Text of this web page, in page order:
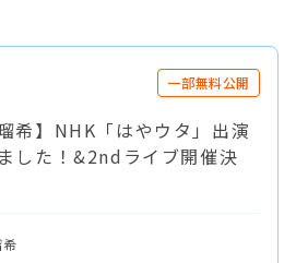
一部無料公開
希】NHK「はやウタ」出演
した！&2ndライブ開催決